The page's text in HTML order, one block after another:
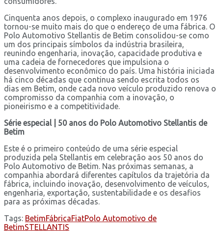
Cinquenta anos depois, o complexo inaugurado em 1976
tornou-se muito mais do que o endereço de uma fábrica. O
Polo Automotivo Stellantis de Betim consolidou-se como
um dos principais símbolos da indústria brasileira,
reunindo engenharia, inovação, capacidade produtiva e
uma cadeia de fornecedores que impulsiona o
desenvolvimento econômico do país. Uma história iniciada
há cinco décadas que continua sendo escrita todos os
dias em Betim, onde cada novo veículo produzido renova o
compromisso da companhia com a inovação, o
pioneirismo e a competitividade.
Série especial | 50 anos do Polo Automotivo Stellantis de
Betim
Este é o primeiro conteúdo de uma série especial
produzida pela Stellantis em celebração aos 50 anos do
Polo Automotivo de Betim. Nas próximas semanas, a
companhia abordará diferentes capítulos da trajetória da
fábrica, incluindo inovação, desenvolvimento de veículos,
engenharia, exportação, sustentabilidade e os desafios
para as próximas décadas.
Tags: BetimFábricaFiatPolo Automotivo de
BetimSTELLANTIS